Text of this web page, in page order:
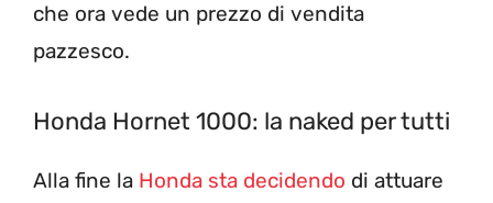
che ora vede un prezzo di vendita
pazzesco.
Honda Hornet 1000: la naked per tutti
Alla fine la Honda sta decidendo di attuare